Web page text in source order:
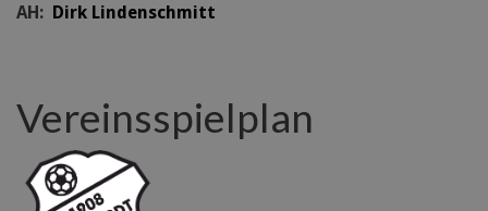
AH: Dirk Lindenschmitt
Vereinsspielplan